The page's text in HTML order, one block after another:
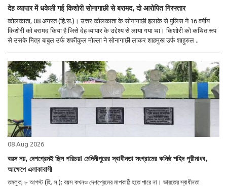
देह व्यापार में धकेली गई किशोरी सोनागाछी से बरामद, दो आरोपित गिरफ्तार
कोलकाता, 08 अगस्त (हि.स.)। उत्तर कोलकाता के सोनागाछी इलाके से पुलिस ने 16 वर्षीय
किशोरी को बरामद किया है जिसे देह व्यापार के उद्देश्य से लाया गया था। किशोरी को कथित रूप
से उसके मित्र बाबुल उर्फ शफीकुल मोल्ला ने सोनागाछी लाकर शाहमुख उर्फ शाहुरुल ..
08 Aug 2026
বয়স নয়, দেশপ্রেমই ছিল পরিচয়! মেদিনীপুরের স্বাধীনতা সংগ্রামের কনিষ্ঠ শহিদ পুরীমাধব,
আক্ষেপে এলাকাবাসী
তমলুক, ৮ আগস্ট (হি. স.): বয়স কখনও দেশপ্রেমের মাপকাঠি হতে পারে না। ভারতের স্বাধীনতা